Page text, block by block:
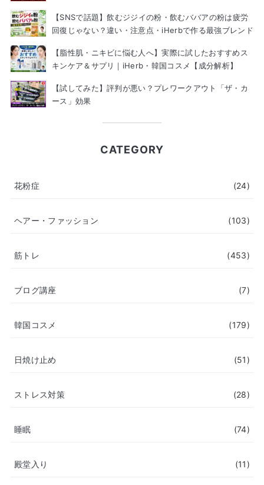
【SNSで話題】飲むジジイの粉・飲むババアの粉は疲労
回復じゃない？違い・注意点・iHerbで作る最強ブレンド
【脂性肌・ニキビに悩む人へ】実際に試したおすすめス
キンケア＆サプリ｜iHerb・韓国コスメ【成分解析】
【試してみた】評判が悪い？プレワークアウト「ザ・カ
ース」効果
CATEGORY
花粉症 (24)
ヘアー・ファッション (103)
筋トレ (453)
ブログ講座 (7)
韓国コスメ (179)
日焼け止め (51)
ストレス対策 (28)
睡眠 (74)
殿堂入り (11)